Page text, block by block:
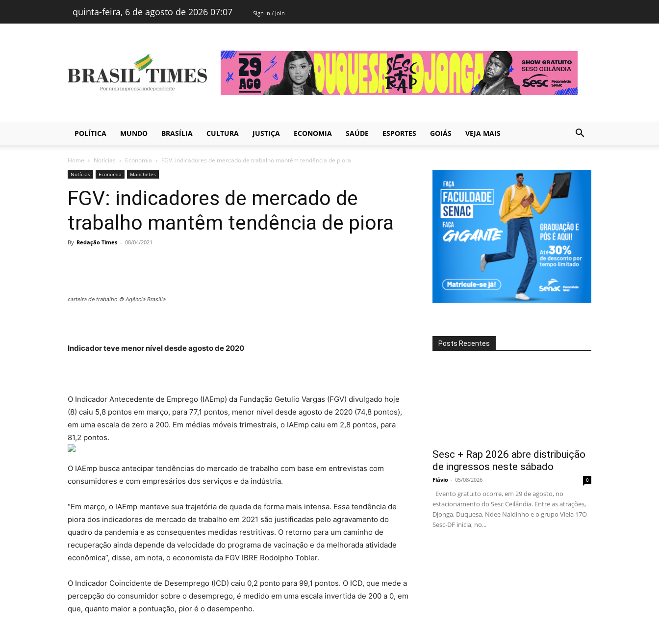
quinta-feira, 6 de agosto de 2026 07:07 Sign in / Join
Brasiltimes
–
Notícias
POLÍTICA MUNDO BRASÍLIA CULTURA JUSTIÇA ECONOMIA SAÚDE ESPORTES GOIÁS VEJA MAIS
Home Notícias Economia FGV: indicadores de mercado de trabalho mantêm tendência de piora
Notícias Economia Manchetes
FGV: indicadores de mercado de
trabalho mantêm tendência de piora
By Redação Times - 08/04/2021
carteira de trabalho © Agência Brasília
Indicador teve menor nível desde agosto de 2020
O Indicador Antecedente de Emprego (IAEmp) da Fundação Getulio Vargas (FGV) divulgado hoje
(8) caiu 5,8 pontos em março, para 77,1 pontos, menor nível desde agosto de 2020 (74,8 pontos),
em uma escala de zero a 200. Em médias móveis trimestrais, o IAEmp caiu em 2,8 pontos, para
81,2 pontos.
O IAEmp busca antecipar tendências do mercado de trabalho com base em entrevistas com
consumidores e com empresários dos serviços e da indústria.
“Em março, o IAEmp manteve sua trajetória de queda de forma mais intensa. Essa tendência de
piora dos indicadores de mercado de trabalho em 2021 são justificadas pelo agravamento do
quadro da pandemia e as consequentes medidas restritivas. O retorno para um caminho de
recuperação ainda depende da velocidade do programa de vacinação e da melhorada atividade
econômica”, disse, em nota, o economista da FGV IBRE Rodolpho Tobler.
O Indicador Coincidente de Desemprego (ICD) caiu 0,2 ponto para 99,1 pontos. O ICD, que mede a
percepção do consumidor sobre o desemprego, é medido em uma escala invertida de 200 a 0, em
que, quanto maior a pontuação, pior é o desempenho.
Posts Recentes
Sesc + Rap 2026 abre distribuição
de ingressos neste sábado
Flávio - 05/08/2026 0
Evento gratuito ocorre, em 29 de agosto, no
estacionamento do Sesc Ceilândia. Entre as atrações,
Djonga, Duquesa, Ndee Naldinho e o grupo Viela 17O
Sesc-DF inicia, no...